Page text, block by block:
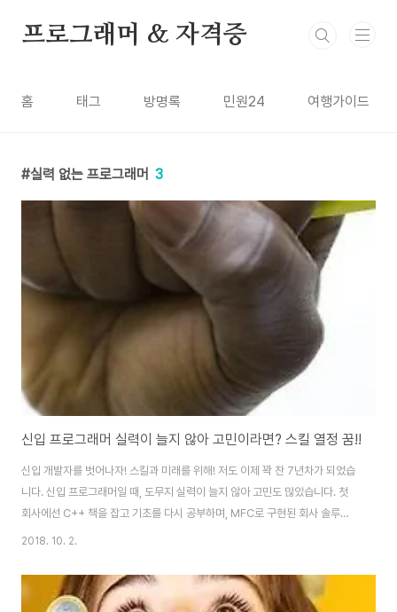
프로그래머 & 자격증
홈 태그 방명록 민원24 여행가이드
실력 없는 프로그래머 3
신입 프로그래머 실력이 늘지 않아 고민이라면? 스킬 열정 꿈!!
신입 개발자를 벗어나자! 스킬과 미래를 위해! 저도 이제 꽉 찬 7년차가 되었습
니다. 신입 프로그래머일 때, 도무지 실력이 늘지 않아 고민도 많았습니다. 첫
회사에선 C++ 책을 잡고 기초를 다시 공부하며, MFC로 구현된 회사 솔루션
(스킬과 문법, 구조 등)을 살펴봤습니다. 그래도 마음속 불안감은 어쩔 수 없었
속에서 뒤섞였습니다. 한때는 언어와 주제 가리지 않고 구현하던 제가 실력 좋
은 인재란 착각도 했죠. 하지만, 고객사 요구사항과 회사 상사들 업무 지시를 듣
2018. 10. 2.